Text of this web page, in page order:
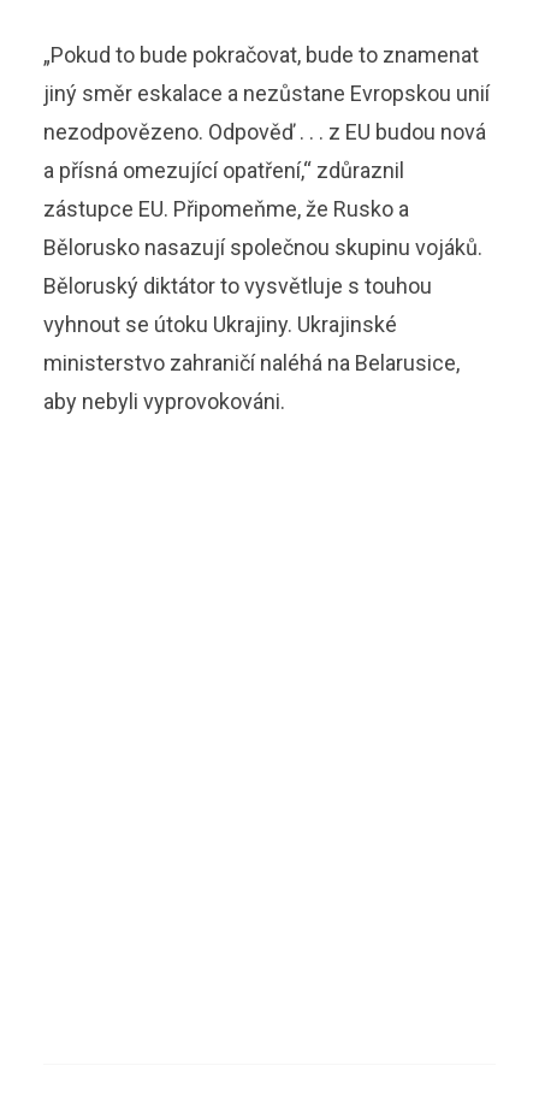
„Pokud to bude pokračovat, bude to znamenat
jiný směr eskalace a nezůstane Evropskou unií
nezodpovězeno. Odpověď . . . z EU budou nová
a přísná omezující opatření,“ zdůraznil
zástupce EU. Připomeňme, že Rusko a
Bělorusko nasazují společnou skupinu vojáků.
Běloruský diktátor to vysvětluje s touhou
vyhnout se útoku Ukrajiny. Ukrajinské
ministerstvo zahraničí naléhá na Belarusice,
aby nebyli vyprovokováni.